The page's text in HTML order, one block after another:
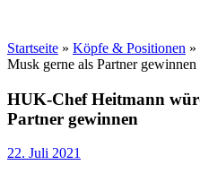
Startseite » Köpfe & Positionen »
Musk gerne als Partner gewinnen
HUK-Chef Heitmann
Partner gewinnen
22. Juli 2021